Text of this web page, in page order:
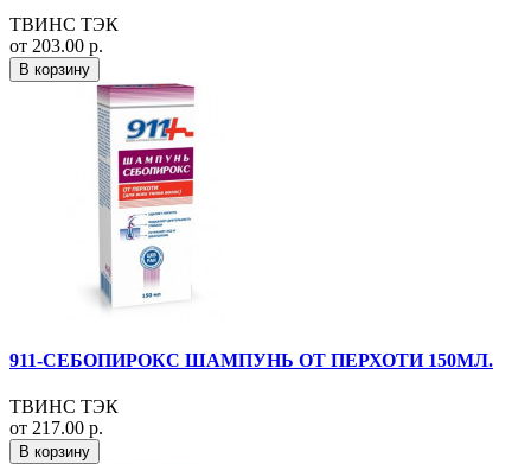
ТВИНС ТЭК
от 203.00 р.
В корзину
911-СЕБОПИРОКС ШАМПУНЬ ОТ ПЕРХОТИ 150МЛ.
ТВИНС ТЭК
от 217.00 р.
В корзину